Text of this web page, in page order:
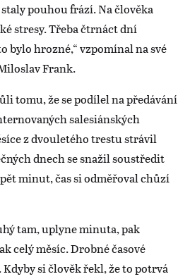
pouhou frází. Na člověka
stresy. Třeba čtrnáct dní
bylo hrozné,“ vzpomínal na své
Frank.
tomu, že se podílel na předávání
salesiánských
z dvouletého trestu strávil
dnech se snažil soustředit
minut, čas si odměřoval chůzí
tam, uplyne minuta, pak
celý měsíc. Drobné časové
si člověk řekl, že to potrvá